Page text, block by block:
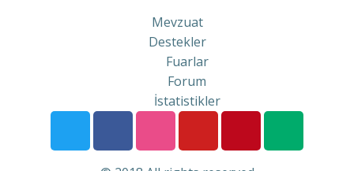
Mevzuat
Destekler
Fuarlar
Forum
İstatistikler